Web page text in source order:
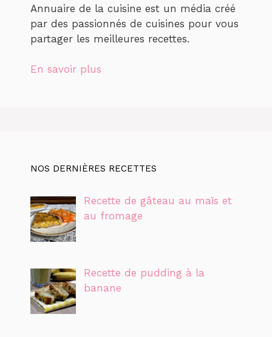
Annuaire de la cuisine est un média créé
par des passionnés de cuisines pour vous
partager les meilleures recettes.
En savoir plus
NOS DERNIÈRES RECETTES
Recette de gâteau au maïs et
au fromage
Recette de pudding à la
banane